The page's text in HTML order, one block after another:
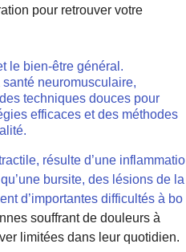
pour retrouver votre
le bien-être général.
neuromusculaire,
techniques douces pour
efficaces et des méthodes
résulte d’une inflammatio
bursite, des lésions de la
d’importantes difficultés à bo
souffrant de douleurs à
limitées dans leur quotidien.